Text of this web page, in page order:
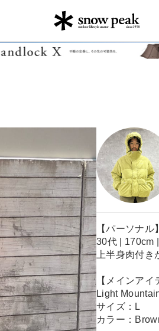
【パーソナル】
30代 | 170cm
上半身肉付き
【メインアイ
Light
サイズ：L
カラー：